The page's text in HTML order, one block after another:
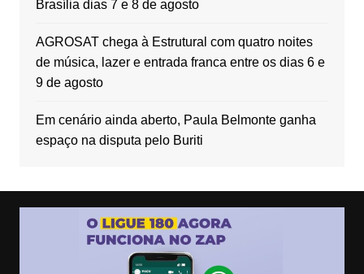
Brasília dias 7 e 8 de agosto
AGROSAT chega à Estrutural com quatro noites
de música, lazer e entrada franca entre os dias 6 e
9 de agosto
Em cenário ainda aberto, Paula Belmonte ganha
espaço na disputa pelo Buriti